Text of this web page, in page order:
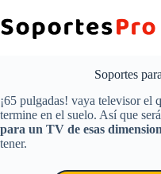
al
contenido
Soportes
¡65 pulgadas! vaya televisor el
termine en el suelo. Así que
para un TV de esas
tener.